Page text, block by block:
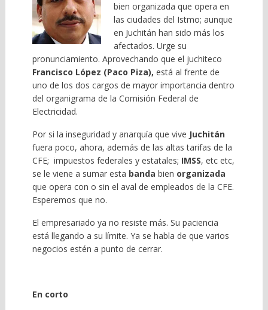
bien organizada que opera en
las ciudades del Istmo; aunque
en Juchitán han sido más los
afectados. Urge su
pronunciamiento. Aprovechando que el juchiteco
Francisco López (Paco Piza), está al frente de
uno de los dos cargos de mayor importancia dentro
del organigrama de la Comisión Federal de
Electricidad.
Por si la inseguridad y anarquía que vive Juchitán
fuera poco, ahora, además de las altas tarifas de la
CFE; impuestos federales y estatales; IMSS, etc etc,
se le viene a sumar esta banda bien organizada
que opera con o sin el aval de empleados de la CFE.
Esperemos que no.
El empresariado ya no resiste más. Su paciencia
está llegando a su límite. Ya se habla de que varios
negocios estén a punto de cerrar.
En corto